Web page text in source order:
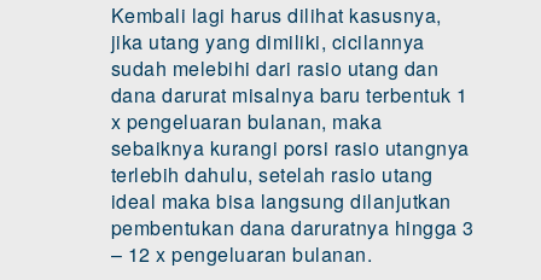
Kembali lagi harus dilihat kasusnya,
jika utang yang dimiliki, cicilannya
sudah melebihi dari rasio utang dan
dana darurat misalnya baru terbentuk 1
x pengeluaran bulanan, maka
sebaiknya kurangi porsi rasio utangnya
terlebih dahulu, setelah rasio utang
ideal maka bisa langsung dilanjutkan
pembentukan dana daruratnya hingga 3
– 12 x pengeluaran bulanan.